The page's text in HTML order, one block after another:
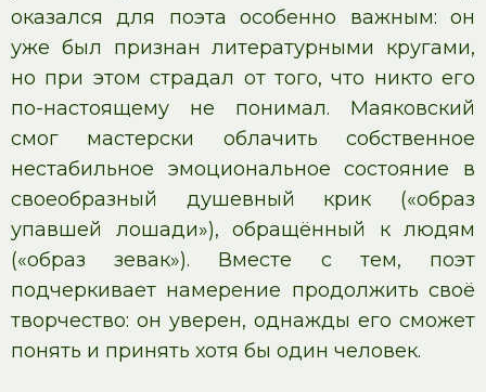
оказался для поэта особенно важным: он
уже был признан литературными кругами,
но при этом страдал от того, что никто его
по-настоящему не понимал. Маяковский
смог мастерски облачить собственное
нестабильное эмоциональное состояние в
своеобразный душевный крик («образ
упавшей лошади»), обращённый к людям
(«образ зевак»). Вместе с тем, поэт
подчеркивает намерение продолжить своё
творчество: он уверен, однажды его сможет
понять и принять хотя бы один человек.